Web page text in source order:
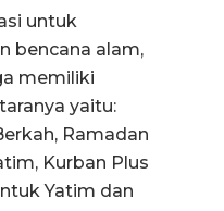
untuk
bencana alam,
memiliki
yaitu:
Ramadan
Kurban Plus
Yatim dan